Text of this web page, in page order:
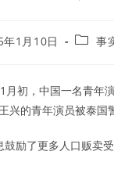
年1月10日
Post事
月初，中国一名青年
兴的青年演员被泰国
励了更多人口贩卖